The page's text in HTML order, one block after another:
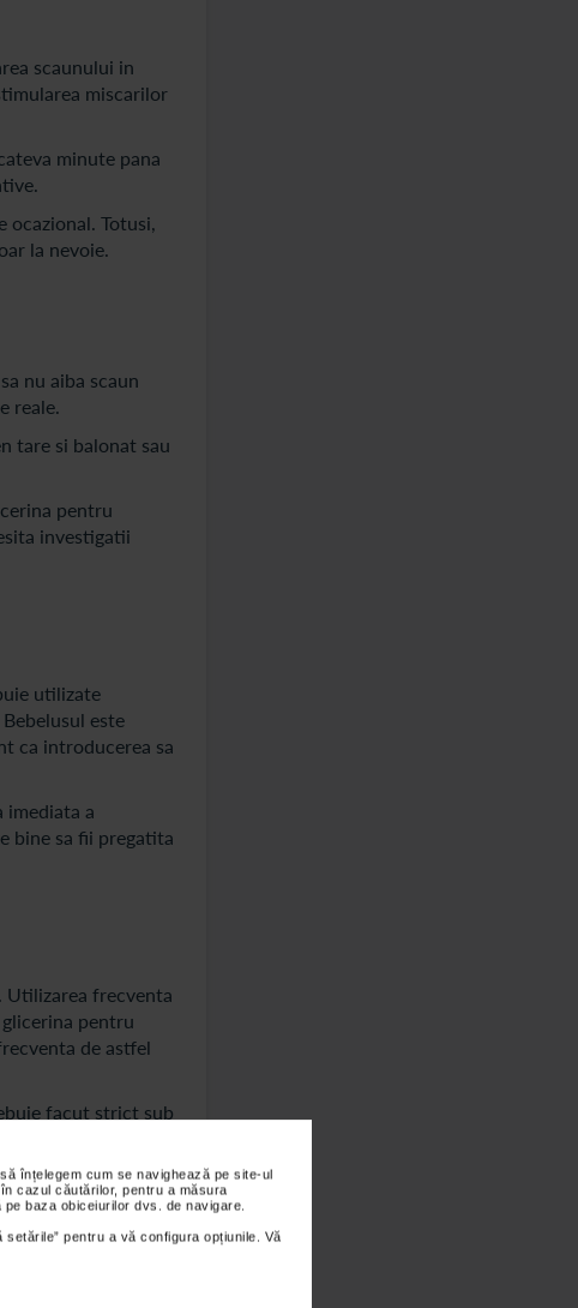
înțelegem cum se navighează pe site-ul
cazul căutărilor, pentru a măsura
baza obiceiurilor dvs. de navigare.
pentru a vă configura opțiunile. Vă
scaunului in
miscarilor
minute pana
Totusi,
la nevoie.
nu aiba scaun
reale.
tare si balonat sau
pentru
investigatii
utilizate
este
ca introducerea sa
imediata a
bine sa fii pregatita
Utilizarea frecventa
pentru
de astfel
facut strict sub
tranzitului